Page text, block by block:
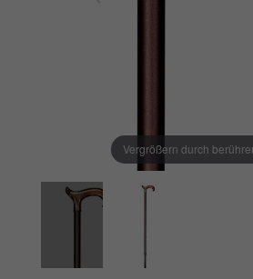
Vergrößern durch